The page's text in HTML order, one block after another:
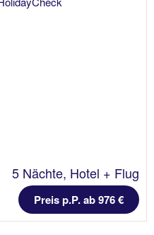
5 Nächte, Hotel + Flug
Preis p.P. ab 976 €